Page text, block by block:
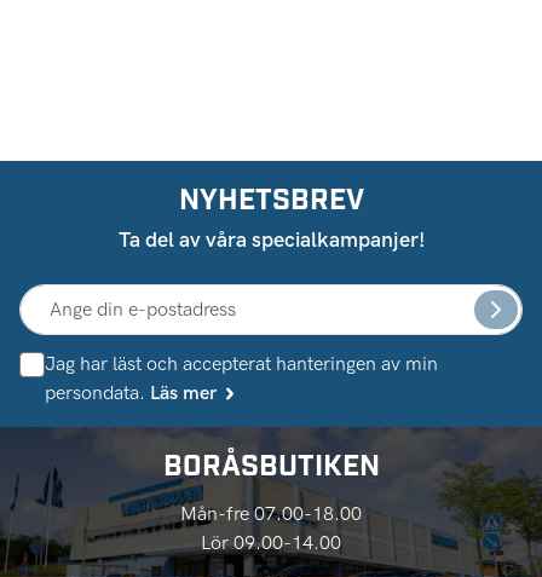
NYHETSBREV
Ta del av våra specialkampanjer!
Jag har läst och accepterat hanteringen av min
persondata. Läs mer
BORÅSBUTIKEN
Mån-fre 07.00-18.00
Lör 09.00-14.00